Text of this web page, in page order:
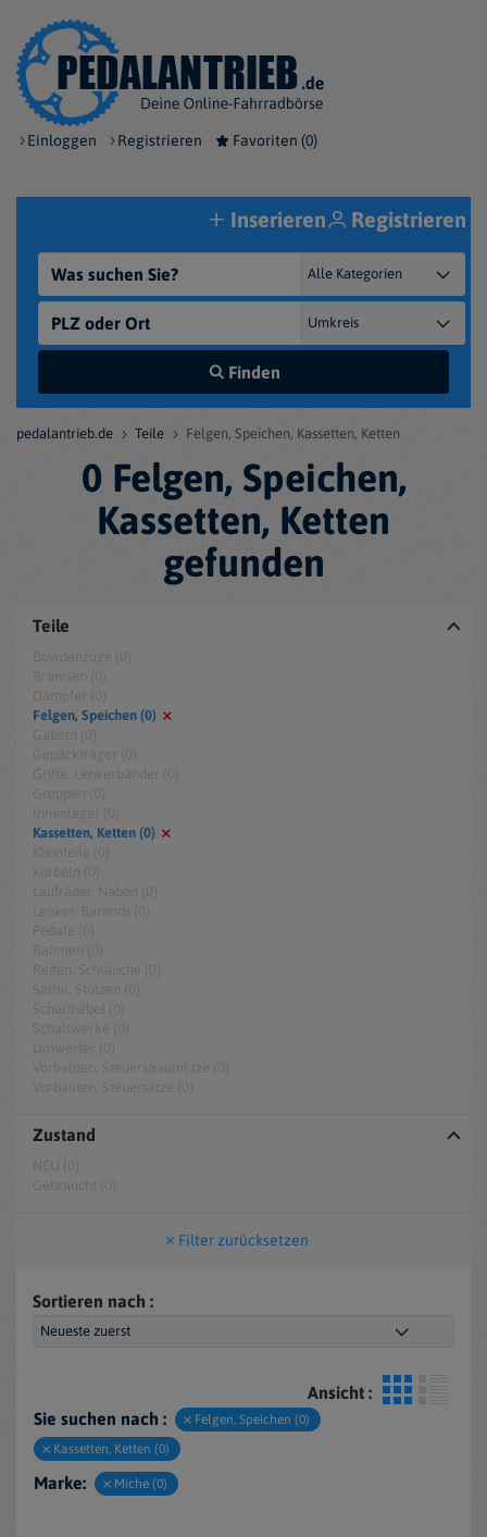
Einloggen Registrieren Favoriten (0)
Finden
Inserieren Registrieren
pedalantrieb.de Teile Felgen, Speichen, Kassetten, Ketten
0 Felgen, Speichen,
Kassetten, Ketten
gefunden
Teile
Felgen, Speichen (0)
Kassetten, Ketten (0)
Zustand
Filter zurücksetzen
Sortieren nach :
Ansicht :
Sie suchen nach :
Felgen, Speichen (0)
Kassetten, Ketten (0)
Marke: Miche (0)